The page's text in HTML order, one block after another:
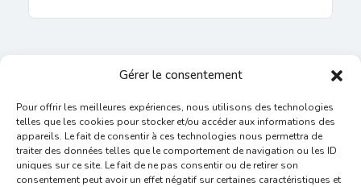
Gérer le consentement
Pour offrir les meilleures expériences, nous utilisons des technologies
telles que les cookies pour stocker et/ou accéder aux informations des
appareils. Le fait de consentir à ces technologies nous permettra de
traiter des données telles que le comportement de navigation ou les ID
uniques sur ce site. Le fait de ne pas consentir ou de retirer son
consentement peut avoir un effet négatif sur certaines caractéristiques et
Inscription Commerce